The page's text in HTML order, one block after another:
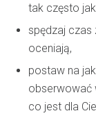
tak często
spędzaj czas
oceniają,
postaw na
obserwować
co jest dla